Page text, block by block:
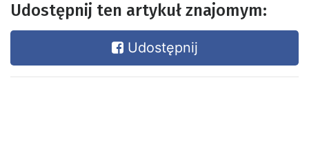
Udostępnij ten artykuł znajomym:
Udostępnij